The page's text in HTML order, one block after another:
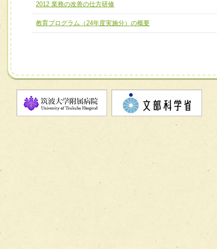
ユニット２ チーム医療構成力
ユニット３ 多職種連携力
宅患者等支援チーム】
チーム03【癌患者服薬サポートチーム】
チーム06【外来化学療法チーム】
チーム07【病院職員に対する院内感染対策教育チーム】
チーム08【地域関係機関と連携した小児リハビリテーショ
チーム】
チーム09【術前から始める周術期リハビリテーションチー
ム】
チーム10【包括的リハビリテーションコンサルテーション
チーム12【こどもの食育支援チーム】
2012 業務の改善の仕方研修
教育プログラム（24年度実施分）の概要